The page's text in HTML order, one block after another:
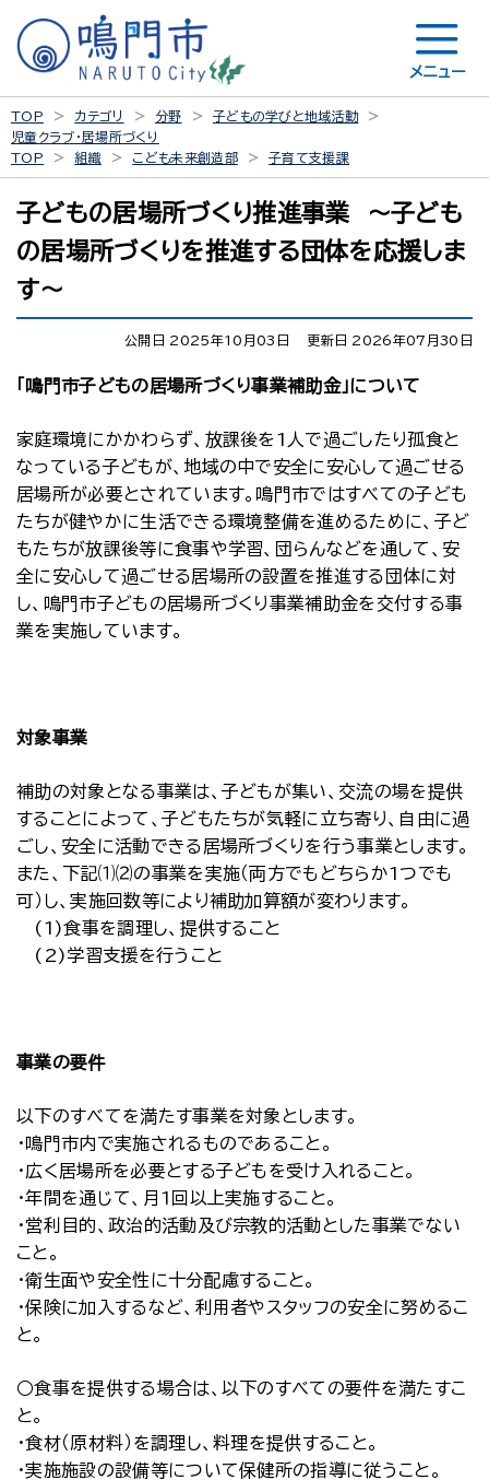
メニュー
TOP カテゴリ 分野
子どもの学びと地域活動
児童クラブ・居場所づくり
TOP
組織 こども未来創造部 子育て支援課
子どもの居場所づくり推進事業 ～子ども
の居場所づくりを推進する団体を応援しま
す～
公開日 2025年10月03日 更新日 2026年07月30日
「鳴門市子どもの居場所づくり事業補助金」について
家庭環境にかかわらず、放課後を1人で過ごしたり孤食と
なっている子どもが、地域の中で安全に安心して過ごせる
居場所が必要とされています。鳴門市ではすべての子ども
たちが健やかに生活できる環境整備を進めるために、子ど
もたちが放課後等に食事や学習、団らんなどを通して、安
全に安心して過ごせる居場所の設置を推進する団体に対
し、鳴門市子どもの居場所づくり事業補助金を交付する事
業を実施しています。
対象事業
補助の対象となる事業は、子どもが集い、交流の場を提供
することによって、子どもたちが気軽に立ち寄り、自由に過
ごし、安全に活動できる居場所づくりを行う事業とします。
また、下記⑴⑵の事業を実施（両方でもどちらか1つでも
可）し、実施回数等により補助加算額が変わります。
(1)食事を調理し、提供すること
(2)学習支援を行うこと
事業の要件
以下のすべてを満たす事業を対象とします。
・鳴門市内で実施されるものであること。
・広く居場所を必要とする子どもを受け入れること。
・年間を通じて、月1回以上実施すること。
・営利目的、政治的活動及び宗教的活動とした事業でない
こと。
・衛生面や安全性に十分配慮すること。
・保険に加入するなど、利用者やスタッフの安全に努めるこ
と。
○食事を提供する場合は、以下のすべての要件を満たすこ
と。
・食材（原材料）を調理し、料理を提供すること。
・実施施設の設備等について保健所の指導に従うこと。